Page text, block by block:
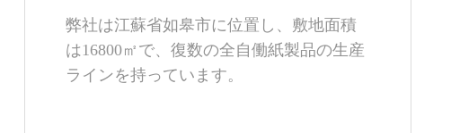
弊社は江蘇省如皋市に位置し、敷地面積
は16800㎡で、復数の全自働紙製品の生産
ラインを持っています。